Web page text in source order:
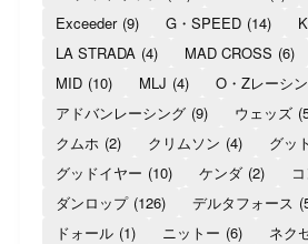
Exceeder (9) G・SPEED (14)
LA STRADA (4) MAD CROSS (6)
MID (10) MLJ (4) O・Zレーシ
アドバンレーシング (9) ウェッズ
クムホ (2) クリムソン (4) グッ
グッドイヤー (10) ケンダ (2)
ダンロップ (126) デルタフォース
ドォール (1) ニットー (6) ネク